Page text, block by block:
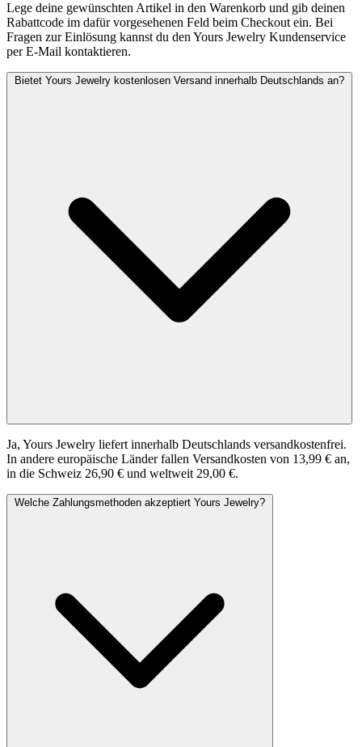
Lege deine gewünschten Artikel in den Warenkorb und gib deinen
Rabattcode im dafür vorgesehenen Feld beim Checkout ein. Bei
Fragen zur Einlösung kannst du den Yours Jewelry Kundenservice
per E-Mail kontaktieren.
Bietet Yours Jewelry kostenlosen Versand innerhalb Deutschlands an?
Ja, Yours Jewelry liefert innerhalb Deutschlands versandkostenfrei.
In andere europäische Länder fallen Versandkosten von 13,99 € an,
in die Schweiz 26,90 € und weltweit 29,00 €.
Welche Zahlungsmethoden akzeptiert Yours Jewelry?